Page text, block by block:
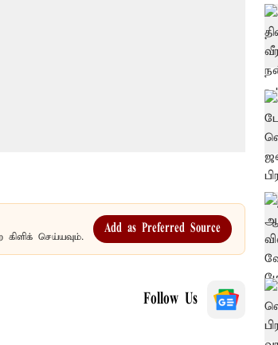
செய்யவும்.
Add as Preferred Source
Follow Us